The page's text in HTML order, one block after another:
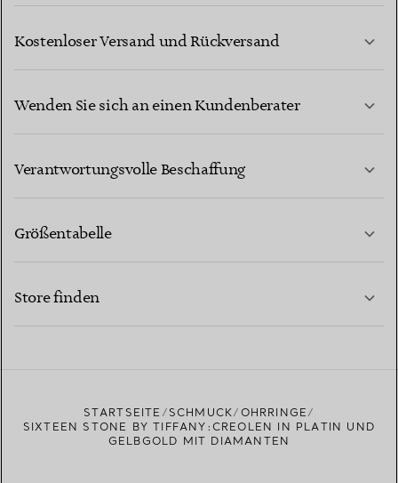
Kostenloser Versand und Rückversand
Wenden Sie sich an einen Kundenberater
Verantwortungsvolle Beschaffung
Größentabelle
Store finden
STARTSEITE SCHMUCK
OHRRINGE
SIXTEEN STONE BY TIFFANY:CREOLEN IN PLATIN UND
GELBGOLD MIT DIAMANTEN